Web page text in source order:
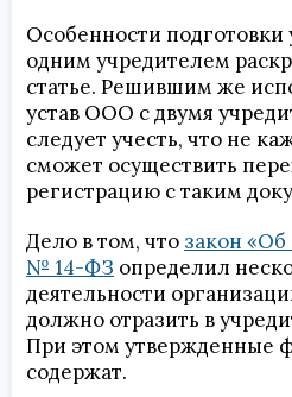
Особенности подготовки
одним учредителем
статье. Решившим же
устав ООО с двумя
следует учесть, что не
сможет осуществить
регистрацию с таким
Дело в том, что закон
№ 14-ФЗ определил
деятельности
должно отразить в
При этом утвержденные
содержат.